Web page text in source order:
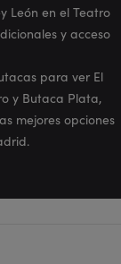
León en el Teatro
y acceso
para ver El
y Butaca Plata,
mejores opciones